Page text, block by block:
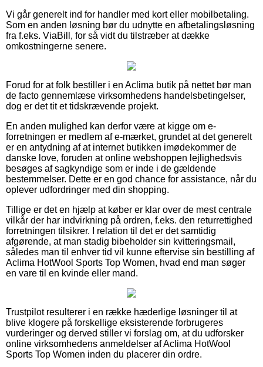
Vi går generelt ind for handler med kort eller mobilbetaling.
Som en anden løsning bør du udnytte en afbetalingsløsning
fra f.eks. ViaBill, for så vidt du tilstræber at dække
omkostningerne senere.
Forud for at folk bestiller i en Aclima butik på nettet bør man
de facto gennemlæse virksomhedens handelsbetingelser,
dog er det tit et tidskrævende projekt.
En anden mulighed kan derfor være at kigge om e-
forretningen er medlem af e-mærket, grundet at det generelt
er en antydning af at internet butikken imødekommer de
danske love, foruden at online webshoppen lejlighedsvis
besøges af sagkyndige som er inde i de gældende
bestemmelser. Dette er en god chance for assistance, når du
oplever udfordringer med din shopping.
Tillige er det en hjælp at køber er klar over de mest centrale
vilkår der har indvirkning på ordren, f.eks. den returrettighed
forretningen tilsikrer. I relation til det er det samtidig
afgørende, at man stadig bibeholder sin kvitteringsmail,
således man til enhver tid vil kunne eftervise sin bestilling af
Aclima HotWool Sports Top Women, hvad end man søger
en vare til en kvinde eller mand.
Trustpilot resulterer i en række hæderlige løsninger til at
blive klogere på forskellige eksisterende forbrugeres
vurderinger og derved stiller vi forslag om, at du udforsker
online virksomhedens anmeldelser af Aclima HotWool
Sports Top Women inden du placerer din ordre.